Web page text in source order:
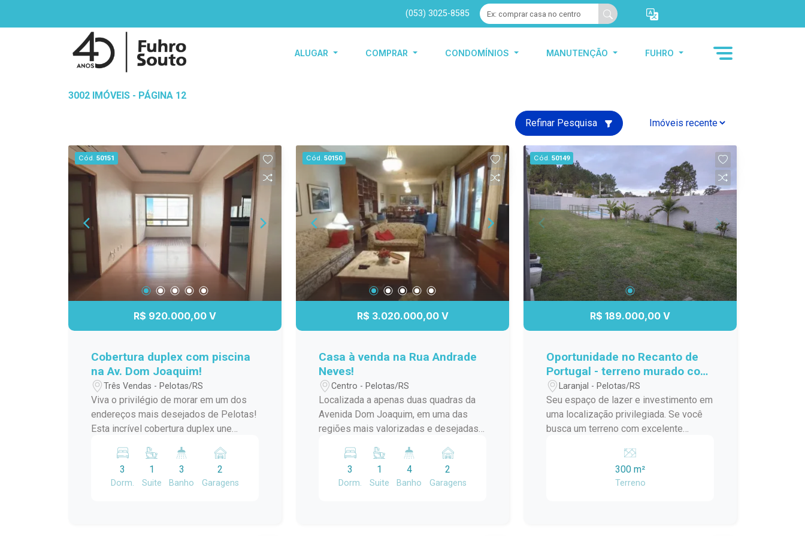
(053) 3025-8585
ALUGAR COMPRAR CONDOMÍNIOS MANUTENÇÃO FUHRO
3002 IMÓVEIS - PÁGINA 12
Refinar Pesquisa
Cód. 50151
R$ 920.000,00 V
Cobertura duplex com piscina
na Av. Dom Joaquim!
Três Vendas - Pelotas/RS
Viva o privilégio de morar em um dos
endereços mais desejados de Pelotas!
Esta incrível cobertura duplex une
em um imóvel pensado para quem
valoriza espaço e qualidade de vida.
Destaques do imóvel: Ambientes
3
Dorm.
1
Suite
3
Banho
2
Garagens
Cód. 50150
R$ 3.020.000,00 V
Casa à venda na Rua Andrade
Neves!
Centro - Pelotas/RS
Localizada a apenas duas quadras da
Avenida Dom Joaquim, em uma das
regiões mais valorizadas e desejadas
pelo espaço, elegância e potencial. São
20 metros de frente por 36 metros de
profundidade, totalizando um amplo
3
Dorm.
1
Suite
4
Banho
2
Garagens
Cód. 50149
R$ 189.000,00 V
Oportunidade no Recanto de
Portugal - terreno murado com
piscina!
Laranjal - Pelotas/RS
Seu espaço de lazer e investimento em
uma localização privilegiada. Se você
busca um terreno com excelente
uma estrutura pronta para aproveitar
bons momentos, esta é uma
oportunidade que merece sua atenção.
300 m²
Terreno